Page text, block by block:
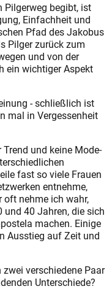
Pilgerweg begibt, ist
Einfachheit und
Pfad des Jakobus
Pilger zurück zum
und von der
ein wichtiger Aspekt
- schließlich ist
mal in Vergessenheit
und keine Mode­
fast so viele Frauen
entnehme,
oft nehme ich wahr,
40 Jahren, die sich
machen. Einige
Ausstieg auf Zeit und
verschiedene Paar
Unterschiede?